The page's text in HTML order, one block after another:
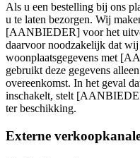
Als u een bestelling bij ons
u te laten bezorgen. Wij
[AANBIEDER] voor het
daarvoor noodzakelijk dat wij
woonplaatsgegevens met
gebruikt deze gegevens
overeenkomst. In het geval
inschakelt, stelt
ter beschikking.
Externe